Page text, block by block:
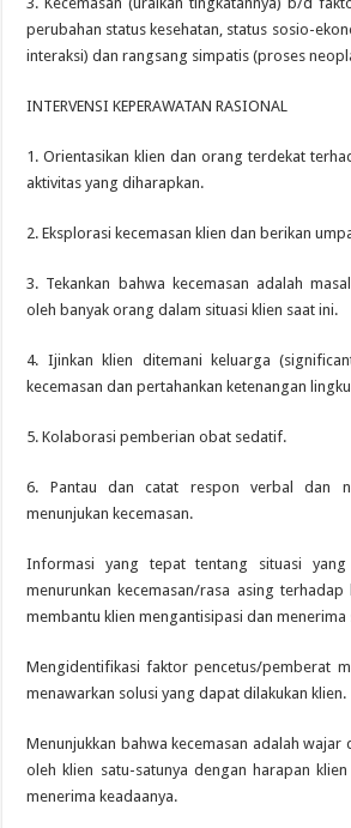
perubahan status kesehatan, status sosio-
interaksi) dan rangsang simpatis (proses
INTERVENSI KEPERAWATAN RASIONAL
1. Orientasikan klien dan orang terdekat
aktivitas yang diharapkan.
2. Eksplorasi kecemasan klien dan berikan
3. Tekankan bahwa kecemasan adalah
oleh banyak orang dalam situasi klien saat ini.
4. Ijinkan klien ditemani keluarga
kecemasan dan pertahankan ketenangan
5. Kolaborasi pemberian obat sedatif.
6. Pantau dan catat respon verbal dan
menunjukan kecemasan.
Informasi yang tepat tentang situasi
menurunkan kecemasan/rasa asing
membantu klien mengantisipasi dan
Mengidentifikasi faktor pencetus/pemberat
menawarkan solusi yang dapat dilakukan klien.
Menunjukkan bahwa kecemasan adalah wajar
oleh klien satu-satunya dengan harapan
menerima keadaanya.